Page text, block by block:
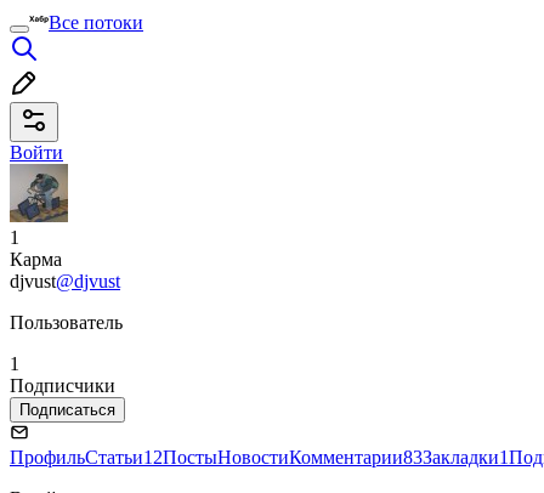
Все потоки
Войти
1
Карма
djvust@djvust
Пользователь
1
Подписчики
Подписаться
ПрофильСтатьи12ПостыНовостиКомментарии83Закладки1